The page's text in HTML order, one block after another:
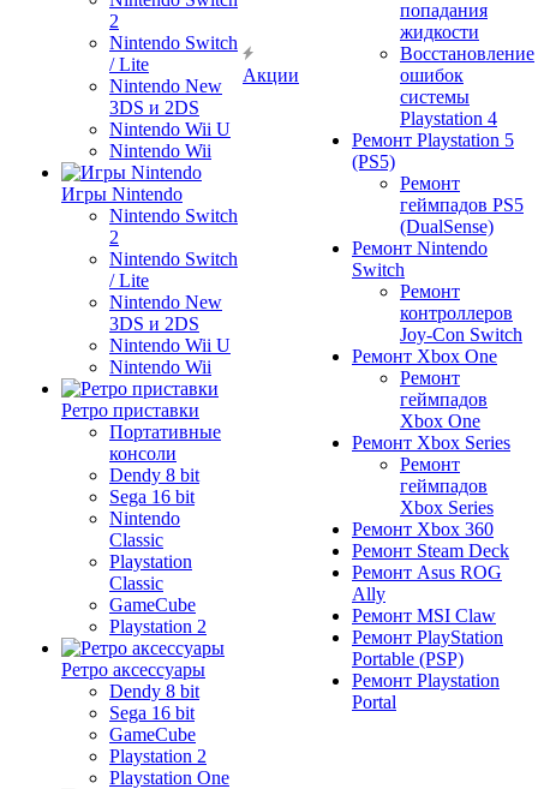
2
Nintendo Switch
/ Lite
Nintendo New
3DS и 2DS
Nintendo Wii U
Nintendo Wii
Игры Nintendo
Nintendo Switch
2
Nintendo Switch
/ Lite
Nintendo New
3DS и 2DS
Nintendo Wii U
Nintendo Wii
Ретро приставки
Портативные
консоли
Dendy 8 bit
Sega 16 bit
Nintendo
Classic
Playstation
Classic
GameCube
Playstation 2
Ретро аксессуары
Dendy 8 bit
Sega 16 bit
GameCube
Playstation 2
Playstation One
Акции
попадания
жидкости
Восстановление
ошибок
системы
Playstation 4
Ремонт Playstation 5
(PS5)
Ремонт
геймпадов PS5
(DualSense)
Ремонт Nintendo
Switch
Ремонт
контроллеров
Joy-Con Switch
Ремонт Xbox One
Ремонт
геймпадов
Xbox One
Ремонт Xbox Series
Ремонт
геймпадов
Xbox Series
Ремонт Xbox 360
Ремонт Steam Deck
Ремонт Asus ROG
Ally
Ремонт MSI Claw
Ремонт PlayStation
Portable (PSP)
Ремонт Playstation
Portal